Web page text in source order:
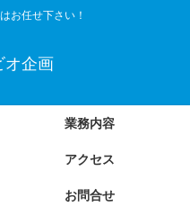
お任せ下さい！
オ企画
業務内容
アクセス
お問合せ